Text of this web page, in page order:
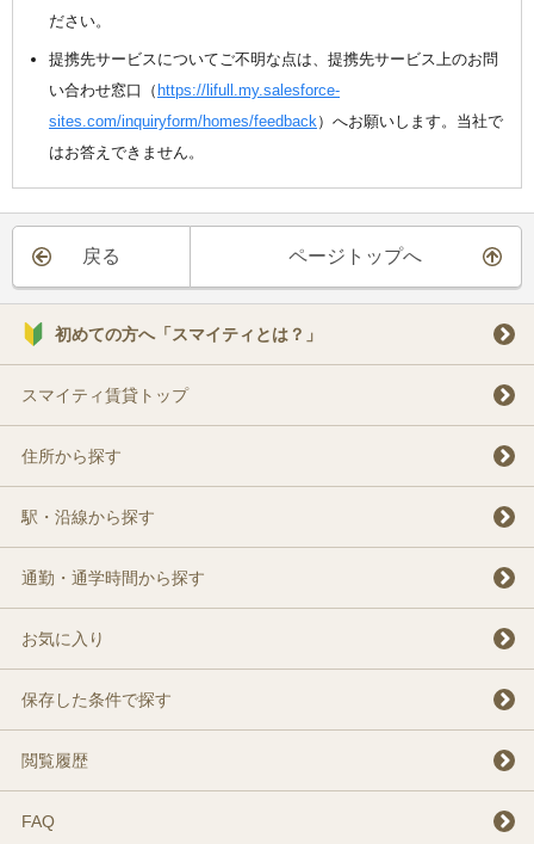
ださい。
提携先サービスについてご不明な点は、提携先サービス上のお問
い合わせ窓口（ https://lifull.my.salesforce-
sites.com/inquiryform/homes/feedback ）へお願いします。当社で
はお答えできません。
戻る ページトップへ
初めての方へ「スマイティとは？」
スマイティ賃貸トップ
住所から探す
駅・沿線から探す
通勤・通学時間から探す
お気に入り
保存した条件で探す
閲覧履歴
FAQ